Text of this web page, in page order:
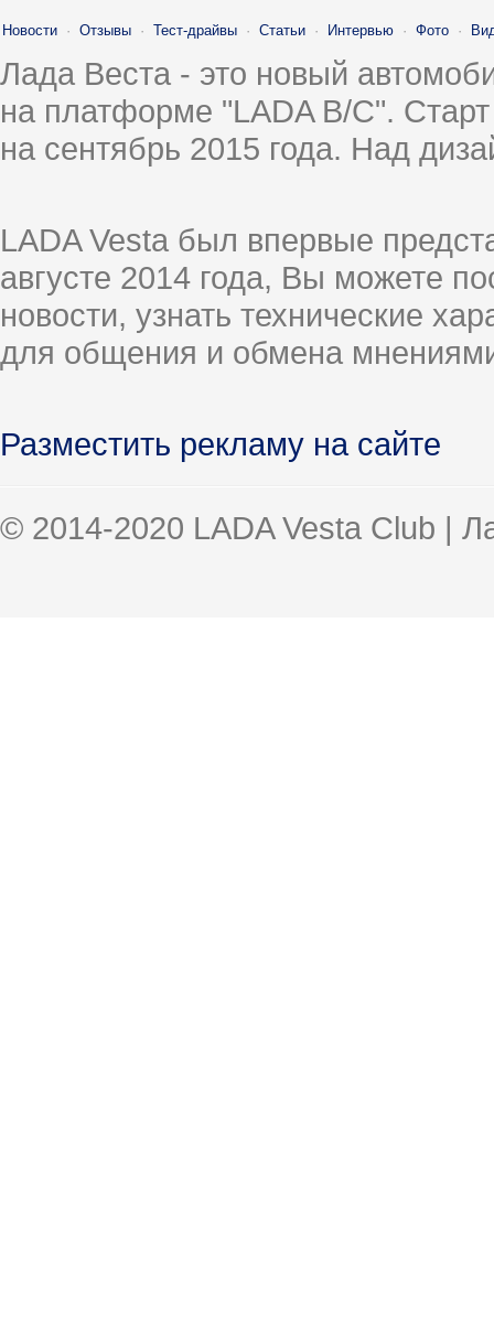
Новости · Отзывы · Тест-драйвы · Статьи · Интервью · Фото ·
Лада Веста - это новый
на платформе "LADA B/C".
на сентябрь 2015 года. Над
LADA Vesta был впервые
августе 2014 года, Вы можете
новости, узнать технические
для общения и обмена
Разместить рекламу на сайте
© 2014-2020 LADA Vesta Club |